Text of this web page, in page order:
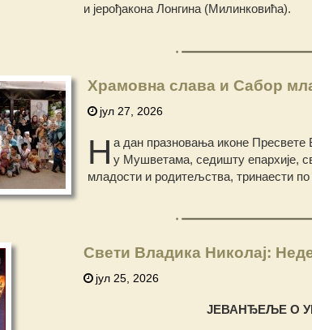
и јерођакона Лонгина (Милинковића).
Храмовна слава и Сабор
јул 27, 2026
Н а дан празновања иконе Пресвете
у Мушветама, седишту епархије,
младости и родитељства, тринаести по
Свети Владика Николај:
јул 25, 2026
ЈЕВАНЂЕЉЕ О